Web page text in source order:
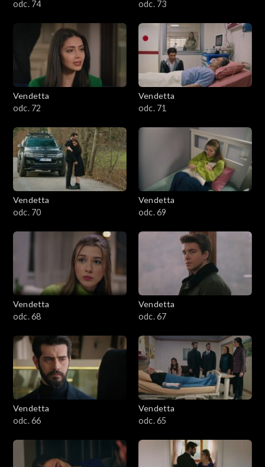
odc. 74 odc. 73
Vendetta
odc. 72
Vendetta
odc. 71
Vendetta
odc. 70
Vendetta
odc. 69
Vendetta
odc. 68
Vendetta
odc. 67
Vendetta
odc. 66
Vendetta
odc. 65